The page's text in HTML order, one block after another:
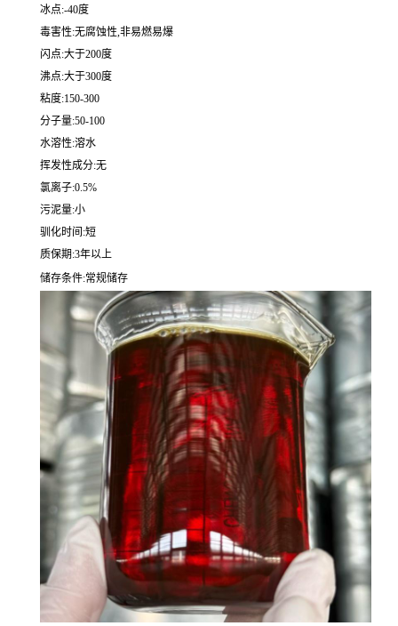
冰点:-40度
毒害性:无腐蚀性,非易燃易爆
闪点:大于200度
沸点:大于300度
粘度:150-300
分子量:50-100
水溶性:溶水
挥发性成分:无
氯离子:0.5%
污泥量:小
驯化时间:短
质保期:3年以上
储存条件:常规储存